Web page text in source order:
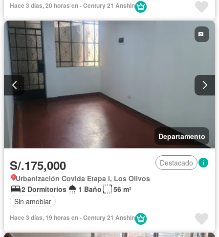
Hace 3 días, 20 horas en - Century 21 Anshin
Departamento
S/.175,000
Destacado
Urbanización Covida Etapa I, Los Olivos
2 Dormitorios
1 Baño
56 m²
Sin amoblar
Hace 3 días, 19 horas en - Century 21 Anshin